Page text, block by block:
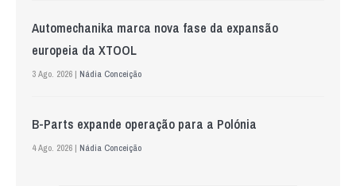
Automechanika marca nova fase da expansão
europeia da XTOOL
3 Ago. 2026 | Nádia Conceição
B-Parts expande operação para a Polónia
4 Ago. 2026 | Nádia Conceição